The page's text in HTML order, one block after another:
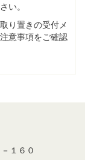
い。
り置きの受付メ
意事項をご確認
１６０